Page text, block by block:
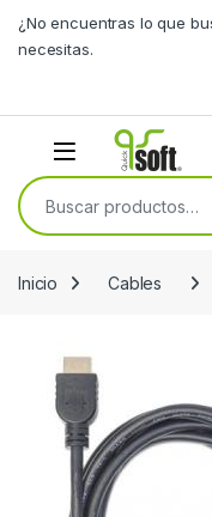
¿No encuentras lo que
necesitas.
Buscar por:
Inicio Cables